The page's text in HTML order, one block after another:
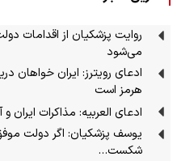
روایت پزشکیان از اقدامات
می‌شود
هرمز است
ادعای العربیه: مذاکرات
یوسف پزشکیان: اگر دولت
شکست…